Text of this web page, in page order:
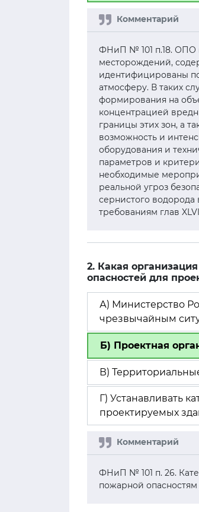
ФНиП № 101 п.18. ОПО
месторождений,
идентифицированы
атмосферу. В таких
формирования на
концентрацией
границы этих зон, а
возможность и
оборудования и
параметров и
необходимые
реальной угроз
сернистого
требованиям глав
2. Какая
опасностей для
А) Министерство
чрезвычайным
Б) Проектная
В)
Г) Устанавливать
проектируемых
ФНиП № 101 п. 26.
пожарной